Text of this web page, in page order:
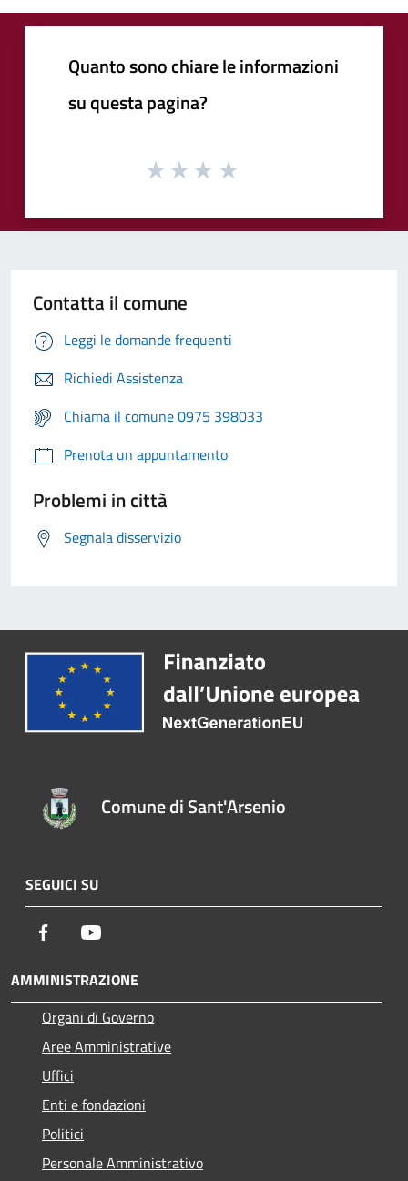
Quanto sono chiare le informazioni
su questa pagina?
Contatta il comune
Leggi le domande frequenti
Richiedi Assistenza
Chiama il comune 0975 398033
Prenota un appuntamento
Problemi in città
Segnala disservizio
Comune di Sant'Arsenio
SEGUICI SU
Facebook
AMMINISTRAZIONE
Organi di Governo
Aree Amministrative
Uffici
Enti e fondazioni
Politici
Personale Amministrativo